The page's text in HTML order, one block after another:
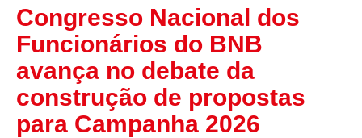
Congresso Nacional dos
Funcionários do BNB
avança no debate da
construção de propostas
para Campanha 2026